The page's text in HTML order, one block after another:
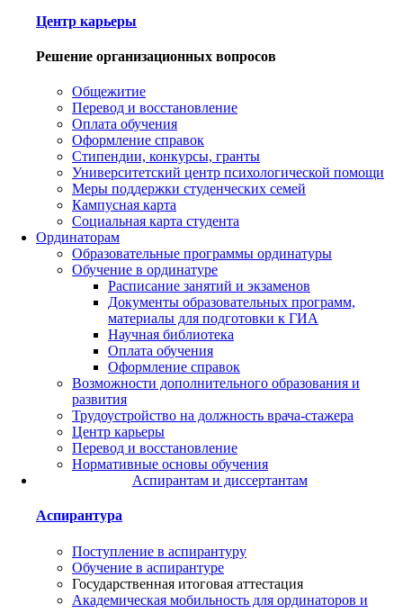
Центр карьеры
Решение организационных вопросов
Общежитие
Перевод и восстановление
Оплата обучения
Оформление справок
Стипендии, конкурсы, гранты
Университетский центр психологической помощи
Меры поддержки студенческих семей
Кампусная карта
Социальная карта студента
Ординаторам
Образовательные программы ординатуры
Обучение в ординатуре
Расписание занятий и экзаменов
Документы образовательных программ,
материалы для подготовки к ГИА
Научная библиотека
Оплата обучения
Оформление справок
Возможности дополнительного образования и
развития
Трудоустройство на должность врача-стажера
Центр карьеры
Перевод и восстановление
Нормативные основы обучения
Аспирантам и диссертантам
Аспирантура
Поступление в аспирантуру
Обучение в аспирантуре
Государственная итоговая аттестация
Академическая мобильность для ординаторов и